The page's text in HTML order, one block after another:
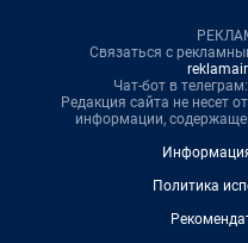
Связаться с
Чат-бот в телеграм:
Редакция сайта не несет
информации,
Политика